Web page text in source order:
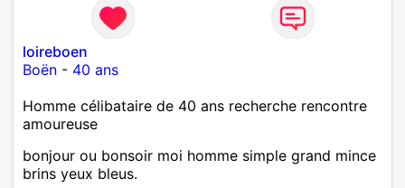
loireboen
Boën - 40 ans
Homme célibataire de 40 ans recherche rencontre
amoureuse
bonjour ou bonsoir moi homme simple grand mince
brins yeux bleus.